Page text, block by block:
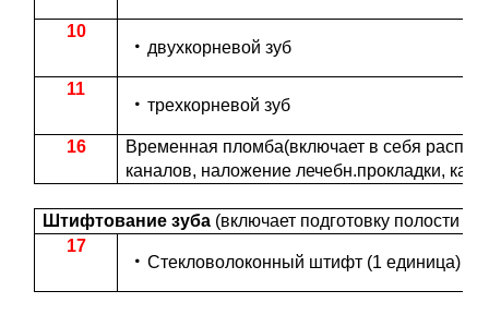
10
двухкорневой зуб
11
трехкорневой зуб
16
Временная пломба(включает в себя
каналов, наложение лечебн.прокладки,
Штифтование зуба (включает подготовку полости
17
Стекловолоконный штифт (1 единица)